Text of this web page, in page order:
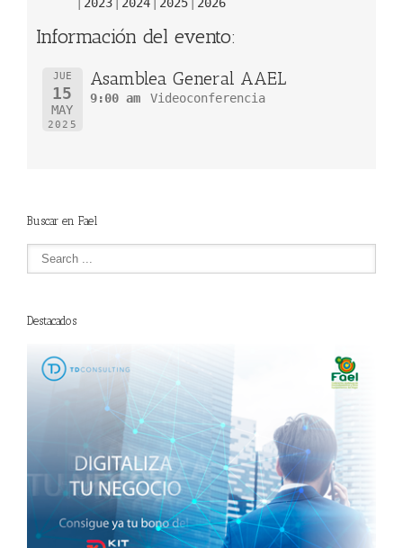
2023 2024 2025 2026
Información del evento:
JUE
15
MAY
2025
Asamblea General AAEL
9:00 am Videoconferencia
Buscar en Fael
Destacados